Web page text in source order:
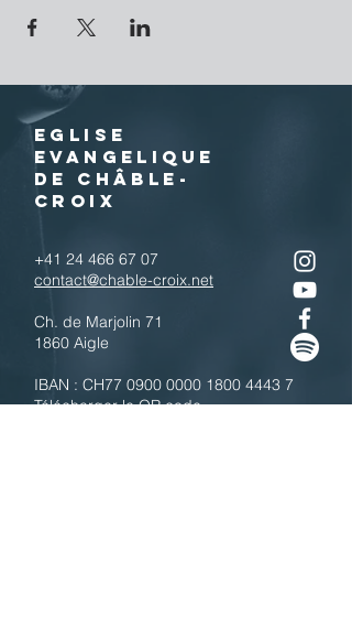
EGLISE
EVANGELIQUE
DE CHÂBLE-
CROIX
+41 24 466 67 07
contact@chable-croix.net
Ch. de Marjolin 71
1860 Aigle
IBAN : CH77 0900 0000 1800 4443 7
Télécharger le QR code